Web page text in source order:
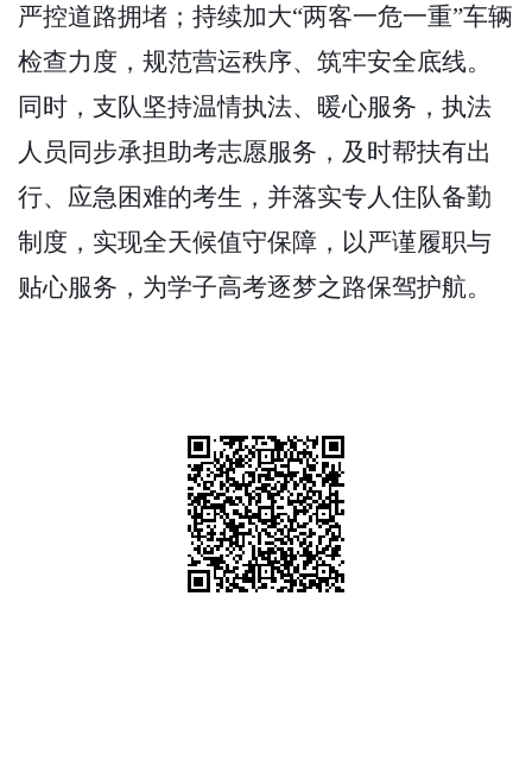
严控道路拥堵；持续加大“两客一危一重”车辆
检查力度，规范营运秩序、筑牢安全底线。
同时，支队坚持温情执法、暖心服务，执法
人员同步承担助考志愿服务，及时帮扶有出
行、应急困难的考生，并落实专人住队备勤
制度，实现全天候值守保障，以严谨履职与
贴心服务，为学子高考逐梦之路保驾护航。